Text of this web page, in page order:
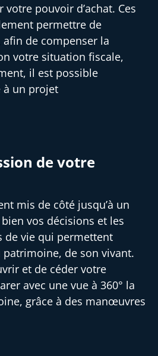
votre pouvoir d’achat. Ces
permettre de
de compenser la
votre situation fiscale,
il est possible
à un projet
de votre
mis de côté jusqu’à un
vos décisions et les
de vie qui permettent
de son vivant.
et de céder votre
avec une vue à 360° la
grâce à des manœuvres